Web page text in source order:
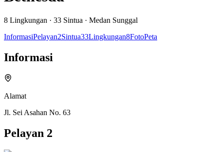
8 Lingkungan · 33 Sintua · Medan Sunggal
InformasiPelayan2Sintua33Lingkungan8FotoPeta
Informasi
Alamat
Jl. Sei Asahan No. 63
Pelayan 2